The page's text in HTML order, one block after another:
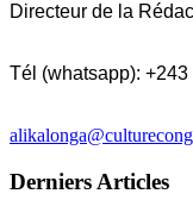
Directeur de la
Tél (whatsapp):
Derniers Articles